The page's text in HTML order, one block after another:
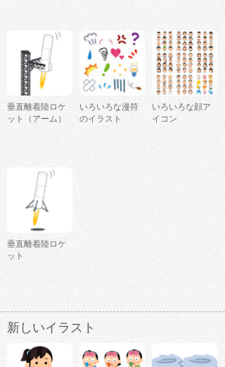
垂直離着陸ロケ
ット（アーム）
いろいろな漫符
のイラスト
いろいろな顔ア
イコン
垂直離着陸ロケ
ット
新しいイラスト